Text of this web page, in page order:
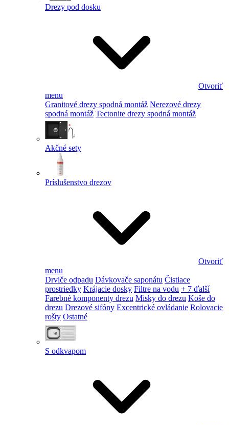
Drezy pod dosku
Otvoriť
menu
Granitové drezy spodná montáž Nerezové drezy
spodná montáž Tectonite drezy spodná montáž
Akčné sety
Príslušenstvo drezov
Otvoriť
menu
Drviče odpadu Dávkovače saponátu Čistiace
prostriedky Krájacie dosky Filtre na vodu + 7 ďalší
Farebné komponenty drezu Misky do drezu Koše do
drezu Drezové sifóny Excentrické ovládanie Rolovacie
rošty Ostatné
S odkvapom